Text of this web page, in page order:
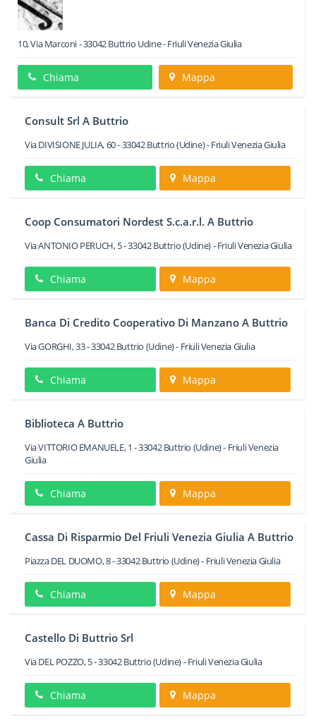
10, Via Marconi-33042Buttrio Udine -Friuli Venezia Giulia
Chiama Mappa
Consult Srl A Buttrio
Via DIVISIONE JULIA, 60-33042Buttrio(Udine) -Friuli Venezia Giulia
Chiama Mappa
Coop Consumatori Nordest S.c.a.r.l. A Buttrio
Via ANTONIO PERUCH, 5-33042Buttrio(Udine) -Friuli Venezia Giulia
Chiama Mappa
Banca Di Credito Cooperativo Di Manzano A Buttrio
Via GORGHI, 33-33042 Buttrio (Udine) - Friuli Venezia Giulia
Chiama Mappa
Biblioteca A Buttrio
Via VITTORIO EMANUELE, 1 -33042 Buttrio (Udine) - Friuli Venezia
Giulia
Chiama Mappa
Cassa Di Risparmio Del Friuli Venezia Giulia A Buttrio
Piazza DEL DUOMO, 8-33042 Buttrio (Udine) - Friuli Venezia Giulia
Chiama Mappa
Castello Di Buttrio Srl
Via DEL POZZO, 5-33042Buttrio(Udine) -Friuli Venezia Giulia
Chiama Mappa